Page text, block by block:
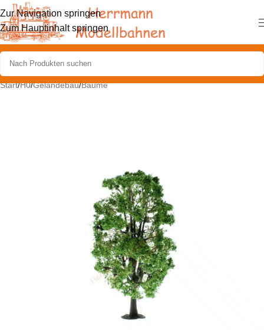
Zur Navigation springen
Zum Hauptinhalt springen
Start/H0/Geländebau/Bäume